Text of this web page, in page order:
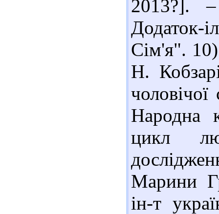
2013?].
Додаток-
Сім'я".
Н.
Народна
цикл
Марини
ін-т